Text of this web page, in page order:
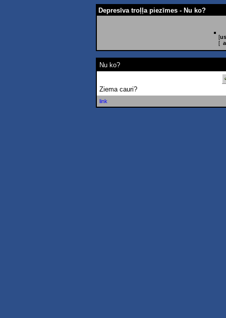
Depresīva troļļa piezīmes - Nu ko?
[
[
Nu ko?
Ziema cauri?
link